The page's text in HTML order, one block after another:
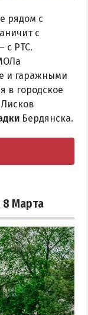
рядом с
с
с РТС.
и гаражными
в городское
Бердянска.
8 Марта